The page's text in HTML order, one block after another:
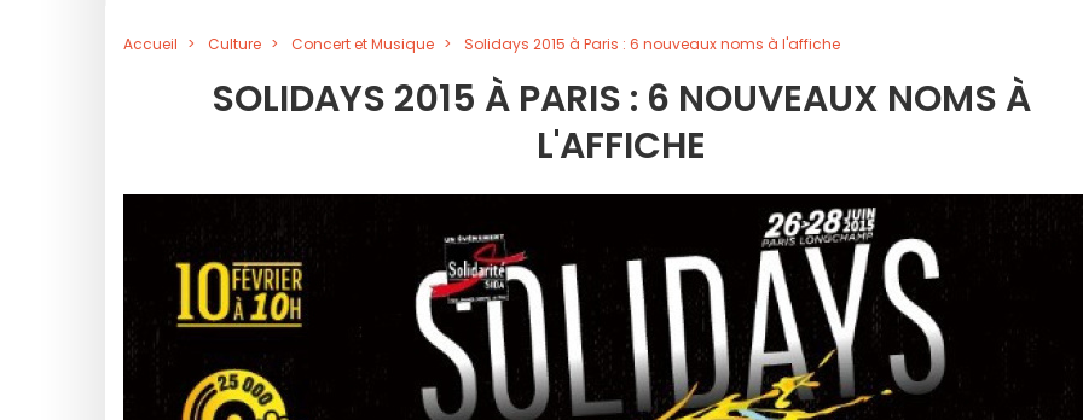
Accueil Culture Concert et Musique Solidays 2015 à Paris : 6 nouveaux noms à l'affiche
SOLIDAYS 2015 À PARIS : 6 NOUVEAUX NOMS À
L'AFFICHE